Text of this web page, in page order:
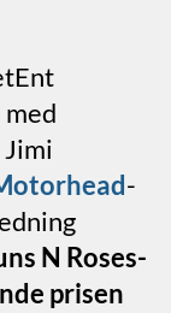
Jimi
-
N Roses-
prisen